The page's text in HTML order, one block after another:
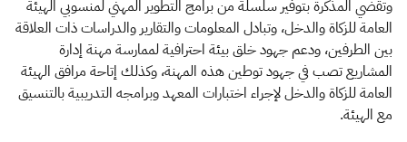
وتقضي المذكرة بتوفير سلسلة من برامج التطوير المهني لمنسوبي الهيئة
العامة للزكاة والدخل، وتبادل المعلومات والتقارير والدراسات ذات العلاقة
بين الطرفين، ودعم جهود خلق بيئة احترافية لممارسة مهنة إدارة
المشاريع تصب في جهود توطين هذه المهنة، وكذلك إتاحة مرافق الهيئة
العامة للزكاة والدخل لإجراء اختبارات المعهد وبرامجه التدريبية بالتنسيق
مع الهيئة.​